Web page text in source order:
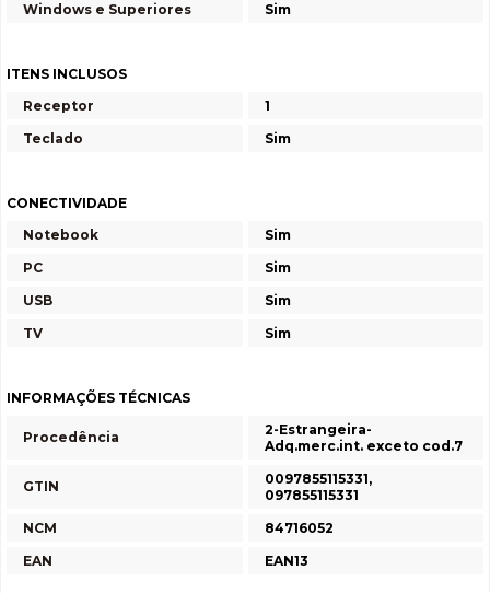
Windows e Superiores
Sim
ITENS INCLUSOS
Receptor
1
Teclado
Sim
CONECTIVIDADE
Notebook
Sim
PC
Sim
USB
Sim
TV
Sim
INFORMAÇÕES TÉCNICAS
Procedência
2-Estrangeira-
Adq.merc.int. exceto cod.7
GTIN
0097855115331,
097855115331
NCM
84716052
EAN
EAN13